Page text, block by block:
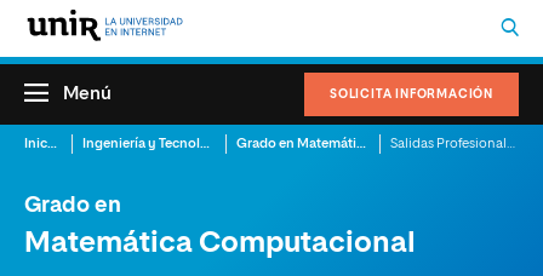
SOLICITA INFORMACIÓN
Menú
Inicio Ingeniería y Tecnología Grado en Matemática Computacional
Grado en
Matemática Computacional